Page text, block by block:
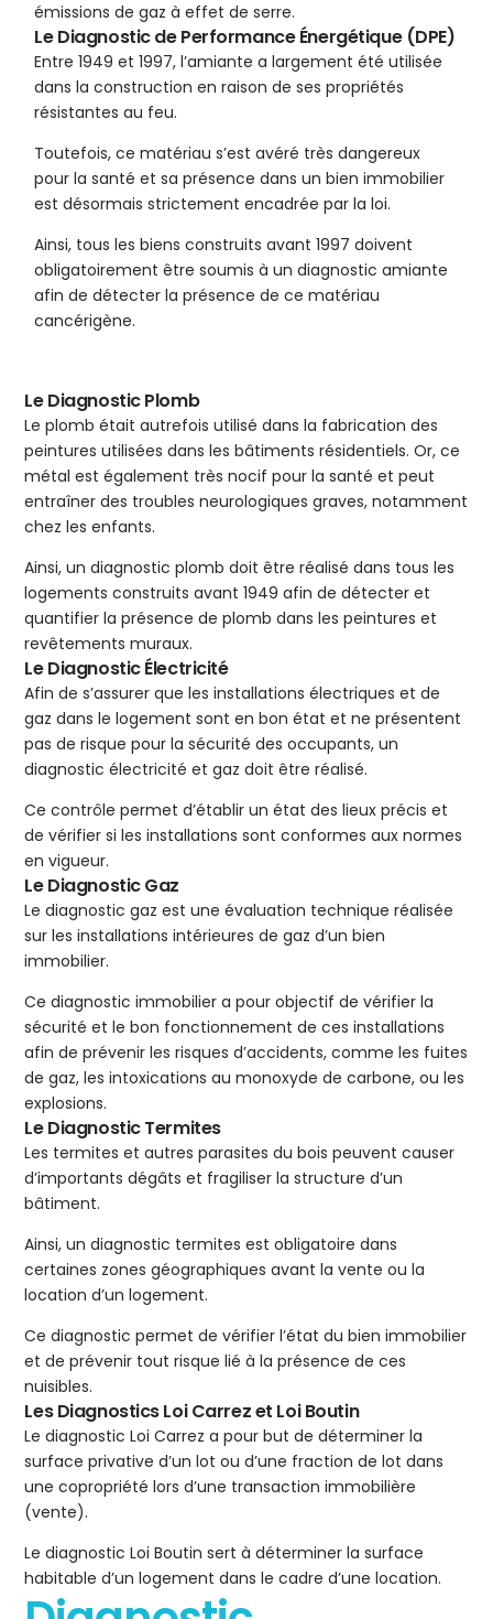
émissions de gaz à effet de serre.
Le Diagnostic de Performance Énergétique (DPE)
Entre 1949 et 1997, l’amiante a largement été utilisée
dans la construction en raison de ses propriétés
résistantes au feu.
Toutefois, ce matériau s’est avéré très dangereux
pour la santé et sa présence dans un bien immobilier
est désormais strictement encadrée par la loi.
Ainsi, tous les biens construits avant 1997 doivent
obligatoirement être soumis à un diagnostic amiante
afin de détecter la présence de ce matériau
cancérigène.
Le Diagnostic Plomb
Le plomb était autrefois utilisé dans la fabrication des
peintures utilisées dans les bâtiments résidentiels. Or, ce
métal est également très nocif pour la santé et peut
entraîner des troubles neurologiques graves, notamment
chez les enfants.
Ainsi, un diagnostic plomb doit être réalisé dans tous les
logements construits avant 1949 afin de détecter et
quantifier la présence de plomb dans les peintures et
revêtements muraux.
Le Diagnostic Électricité
Afin de s’assurer que les installations électriques et de
gaz dans le logement sont en bon état et ne présentent
pas de risque pour la sécurité des occupants, un
diagnostic électricité et gaz doit être réalisé.
Ce contrôle permet d’établir un état des lieux précis et
de vérifier si les installations sont conformes aux normes
en vigueur.
Le Diagnostic Gaz
Le diagnostic gaz est une évaluation technique réalisée
sur les installations intérieures de gaz d’un bien
immobilier.
Ce diagnostic immobilier a pour objectif de vérifier la
sécurité et le bon fonctionnement de ces installations
afin de prévenir les risques d’accidents, comme les fuites
de gaz, les intoxications au monoxyde de carbone, ou les
explosions.
Le Diagnostic Termites
Les termites et autres parasites du bois peuvent causer
d’importants dégâts et fragiliser la structure d’un
bâtiment.
Ainsi, un diagnostic termites est obligatoire dans
certaines zones géographiques avant la vente ou la
location d’un logement.
Ce diagnostic permet de vérifier l’état du bien immobilier
et de prévenir tout risque lié à la présence de ces
nuisibles.
Les Diagnostics Loi Carrez et Loi Boutin
Le diagnostic Loi Carrez a pour but de déterminer la
surface privative d’un lot ou d’une fraction de lot dans
une copropriété lors d’une transaction immobilière
(vente).
Le diagnostic Loi Boutin sert à déterminer la surface
habitable d’un logement dans le cadre d’une location.